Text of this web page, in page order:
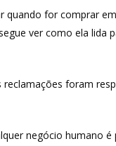
quando for comprar
ver como ela lida
foram
negócio humano é